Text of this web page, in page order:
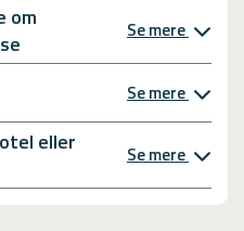
om
Se mere
Se mere
eller
Se mere